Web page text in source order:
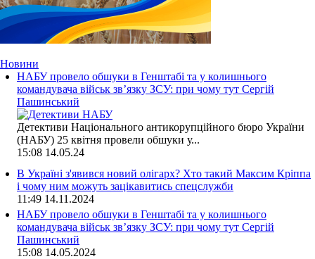
Новини
НАБУ провело обшуки в Генштабі та у колишнього
командувача військ зв’язку ЗСУ: при чому тут Сергій
Пашинський
Детективи Національного антикорупційного бюро України
(НАБУ) 25 квітня провели обшуки у...
15:08 14.05.24
В Україні з'явився новий олігарх? Хто такий Максим Кріппа
і чому ним можуть зацікавитись спецслужби
11:49 14.11.2024
НАБУ провело обшуки в Генштабі та у колишнього
командувача військ зв’язку ЗСУ: при чому тут Сергій
Пашинський
15:08 14.05.2024